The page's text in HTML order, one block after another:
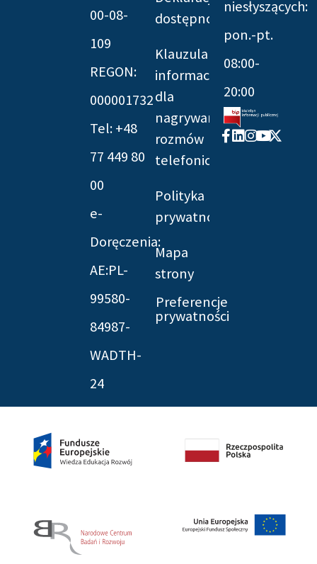
00-08-
109
REGON:
000001732
Tel: +48
77 449 80
00
e-
Doręczenia:
AE:PL-
99580-
84987-
WADTH-
24
dostępności
Klauzula
informacyjna
dla
nagrywania
rozmów
telefonicznych
Polityka
prywatności
Mapa
strony
Preferencje
prywatności
niesłyszących:
pon.-pt.
08:00-
20:00
Facebook-
f
Linkedin
Instagram
Youtube
X-